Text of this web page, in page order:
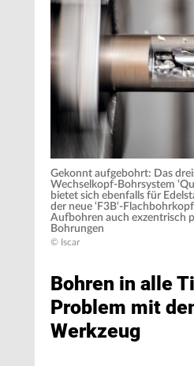
Gekonnt aufgebohrt: Das
Wechselkopf-Bohrsystem
bietet sich ebenfalls für
der neue ‘F3B‘-
Aufbohren auch exzentrisch
Bohrungen
© Iscar
Bohren in alle
Problem mit
Werkzeug